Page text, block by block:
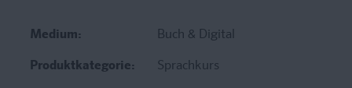
Medium: Buch & Digital
Produktkategorie: Sprachkurs